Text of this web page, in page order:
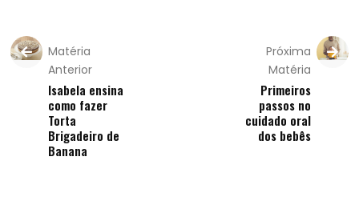
Matéria
Anterior
Isabela ensina
como fazer
Torta
Brigadeiro de
Banana
Próxima
Matéria
Primeiros
passos no
cuidado oral
dos bebês